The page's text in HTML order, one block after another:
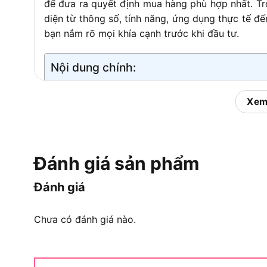
để đưa ra quyết định mua hàng phù hợp nhất.
diện từ thông số, tính năng, ứng dụng thực tế
bạn nắm rõ mọi khía cạnh trước khi đầu tư.
Nội dung chính:
Máy khoan động lực Bosch
động trên cả vật liệu cứng như bê tông, gạch
phù hợp tiêu chuẩn điện lưới Việt Nam, và
hoạt động mà Bosch GSB 13RE cung cấp.
Đánh giá sản phẩm
Đánh giá
Chưa có đánh giá nào.